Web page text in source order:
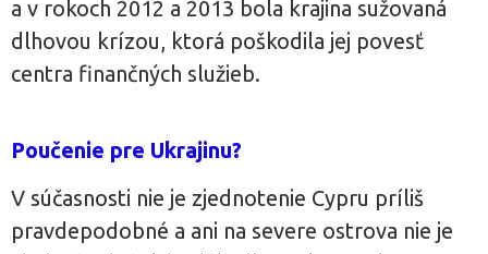
a v rokoch 2012 a 2013 bola krajina sužovaná
dlhovou krízou, ktorá poškodila jej povesť
centra finančných služieb.
Poučenie pre Ukrajinu?
V súčasnosti nie je zjednotenie Cypru príliš
pravdepodobné a ani na severe ostrova nie je